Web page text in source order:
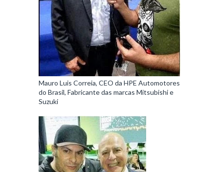
Mauro Luis Correia, CEO da HPE Automotores
do Brasil, Fabricante das marcas Mitsubishi e
Suzuki